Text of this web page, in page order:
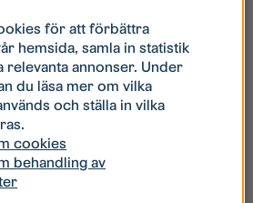
att beställa i 60 cm.
lysrörsbelysning som ger dig
lagar mat. Modellen har
är dessutom utrustad med
betyder att du lätt kan rengöra
inte bara filtret utan även
hamnar inuti.
för att förbättra
hemsida, samla in statistik
relevanta annonser. Under
du läsa mer om vilka
och ställa in vilka
cookies
behandling av